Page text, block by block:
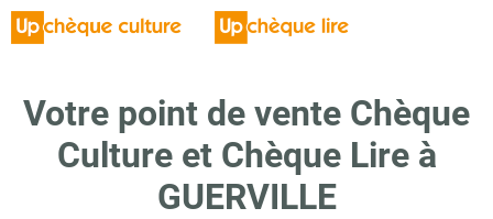
Votre point de vente Chèque
Culture et Chèque Lire à
GUERVILLE